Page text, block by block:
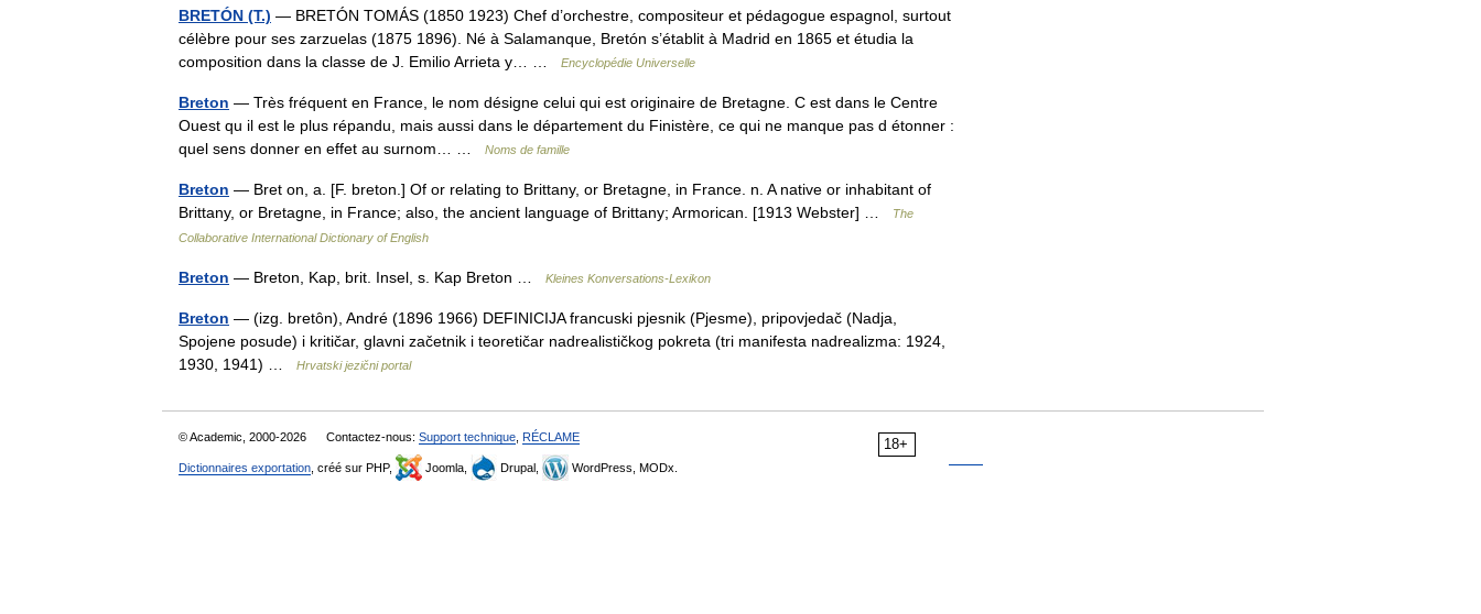
BRETÓN (T.) — BRETÓN TOMÁS (1850 1923) Chef d’orchestre, compositeur et pédagogue espagnol, surtout
célèbre pour ses zarzuelas (1875 1896). Né à Salamanque, Bretón s’établit à Madrid en 1865 et étudia la
composition dans la classe de J. Emilio Arrieta y… …
Encyclopédie Universelle
Breton — Très fréquent en France, le nom désigne celui qui est originaire de Bretagne. C est dans le Centre
Ouest qu il est le plus répandu, mais aussi dans le département du Finistère, ce qui ne manque pas d étonner :
quel sens donner en effet au surnom… …
Noms de famille
Breton — Bret on, a. [F. breton.] Of or relating to Brittany, or Bretagne, in France. n. A native or inhabitant of
Brittany, or Bretagne, in France; also, the ancient language of Brittany; Armorican. [1913 Webster] …
The
Collaborative International Dictionary of English
Breton — Breton, Kap, brit. Insel, s. Kap Breton … Kleines Konversations-Lexikon
Breton — (izg. bretȏn), André (1896 1966) DEFINICIJA francuski pjesnik (Pjesme), pripovjedač (Nadja,
Spojene posude) i kritičar, glavni začetnik i teoretičar nadrealističkog pokreta (tri manifesta nadrealizma: 1924,
1930, 1941) …
Hrvatski jezični portal
18+
© Academic, 2000-2026 Contactez-nous: Support technique RÉCLAME
Dictionnaires exportation , créé sur PHP, Joomla, Drupal, WordPress, MODx.